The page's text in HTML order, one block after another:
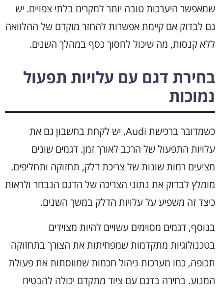
שמאפשר היערכות טובה יותר למקרים בלתי צפויים. יש
גם לבדוק אם קיימת אפשרות להחזר מוקדם של ההלוואה
ללא קנסות, מה שיכול לחסוך כסף במהלך השנים.
בחירת דגם עם עלויות תפעול
נמוכות
כשמדובר ברכישת Audi, יש לקחת בחשבון גם את
עלויות התפעול של הרכב לאורך זמן. דגמים שונים
מציעים רמות שונות של צריכת דלק, תחזוקה ותחליפים.
מומלץ לבדוק את נתוני הצריכה של הדגם הנבחר ולראות
כיצד זה משפיע על עלויות הדלק במשך השנים.
בנוסף, דגמים מסוימים עשויים להיות מצוידים
בטכנולוגיות מתקדמות שמפחיתות את הצורך בתחזוקה
תכופה, כמו מערכות ניהול חכמות שמווסתות את פעולת
המנוע. בחירה בדגם עם ציוד מתקדם יכולה להבטיח